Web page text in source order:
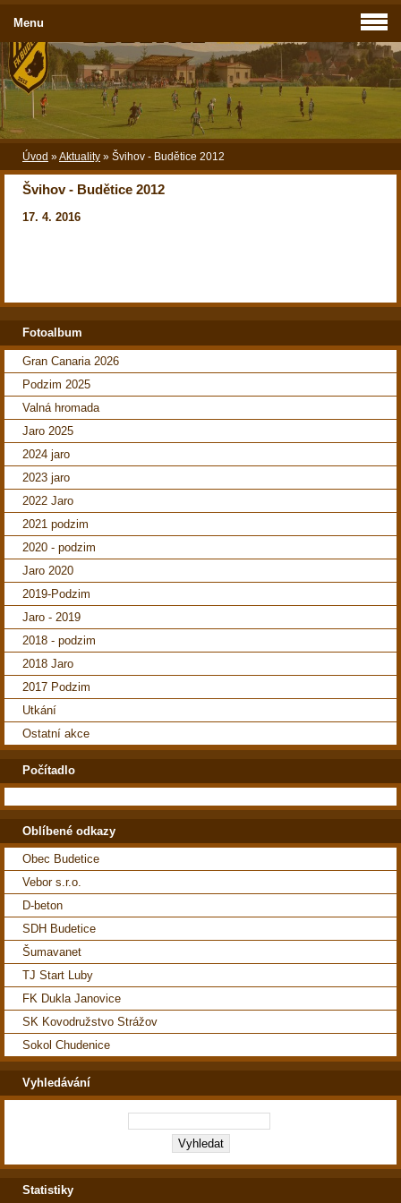
Úvod »Aktuality » Švihov - Budětice 2012
Švihov - Budětice 2012
17. 4. 2016
Menu
Fotoalbum
Gran Canaria 2026
Podzim 2025
Valná hromada
Jaro 2025
2024 jaro
2023 jaro
2022 Jaro
2021 podzim
2020 - podzim
Jaro 2020
2019-Podzim
Jaro - 2019
2018 - podzim
2018 Jaro
2017 Podzim
Utkání
Ostatní akce
Počítadlo
Oblíbené odkazy
Obec Budetice
Vebor s.r.o.
D-beton
SDH Budetice
Šumavanet
TJ Start Luby
FK Dukla Janovice
SK Kovodružstvo Strážov
Sokol Chudenice
Vyhledávání
Statistiky